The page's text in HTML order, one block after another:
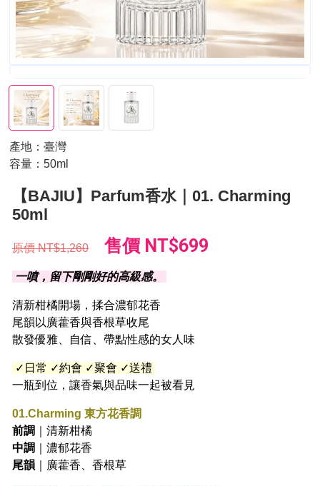
產地：臺灣
容量：50ml
【BAJIU】Parfum香水｜01. Charming
50ml
原價NT$1,260 售價 NT$699
一噴，留下剛剛好的高級感。
清新柑橘開場，揉合濃郁花香
尾韻以廣藿香與香根草收尾
散發優雅、自信、帶點性感的女人味
✓日常 ✓約會 ✓聚會 ✓送禮
一瓶到位，讓香氣與品味一起被看見
01.Charming 東方花香調
前調
｜清新柑橘
中調
｜濃郁花香
尾韻 ｜廣藿香、香根草